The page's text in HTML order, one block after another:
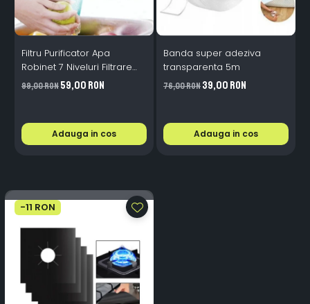
Filtru Purificator Apa
Robinet 7 Niveluri Filtrare
Ceramice 2L/min
99,00 RON59,00 RON
Adauga in cos
Banda super adeziva
transparenta 5m
76,00 RON39,00 RON
Adauga in cos
-11 RON